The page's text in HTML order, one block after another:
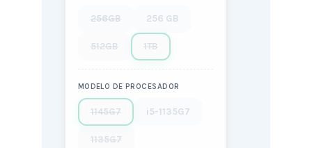
256GB 256 GB
512GB 1TB
MODELO DE PROCESADOR
1145G7 i5-1135G7
1135G7